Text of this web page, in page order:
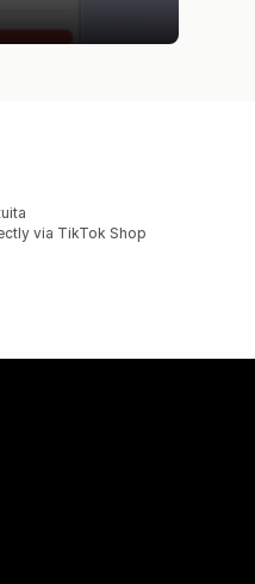
via TikTok Shop